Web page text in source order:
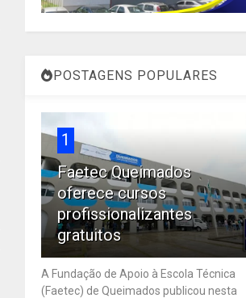
POSTAGENS POPULARES
1
Faetec Queimados
oferece cursos
profissionalizantes
gratuitos
A Fundação de Apoio à Escola Técnica
(Faetec) de Queimados publicou nesta